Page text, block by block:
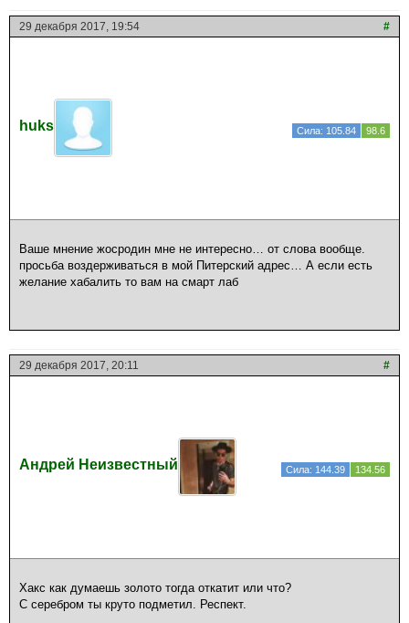
29 декабря 2017, 19:54 #
huks Сила: 105.84 98.6
Ваше мнение жосродин мне не интересно… от слова вообще.
просьба воздерживаться в мой Питерский адрес… А если есть
желание хабалить то вам на смарт лаб
29 декабря 2017, 20:11 #
Андрей Неизвестный Сила: 144.39 134.56
Хакс как думаешь золото тогда откатит или что?
С серебром ты круто подметил. Респект.